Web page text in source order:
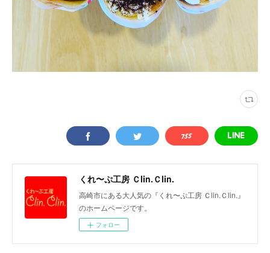
くれ〜ぷ工房 Ｃlin.Ｃlin.
高崎市にある大人気の『くれ〜ぷ工房 Ｃlin.Ｃlin.』
のホームページです。
フォロー